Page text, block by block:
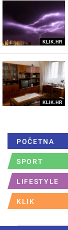
KLIK.HR
KLIK.HR
POČETNA
SPORT
LIFESTYLE
KLIK